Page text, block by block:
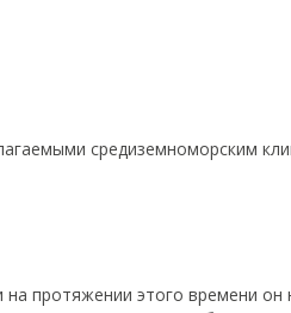
средиземноморским
протяжении этого времени он